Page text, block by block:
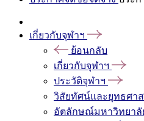
เกี่ยวกับจุฬาฯ
ย้อนกลับ
เกี่ยวกับจุฬาฯ
ประวัติจุฬาฯ
วิสัยทัศน์และยุทธศา
อัตลักษณ์มหาวิทยาลั